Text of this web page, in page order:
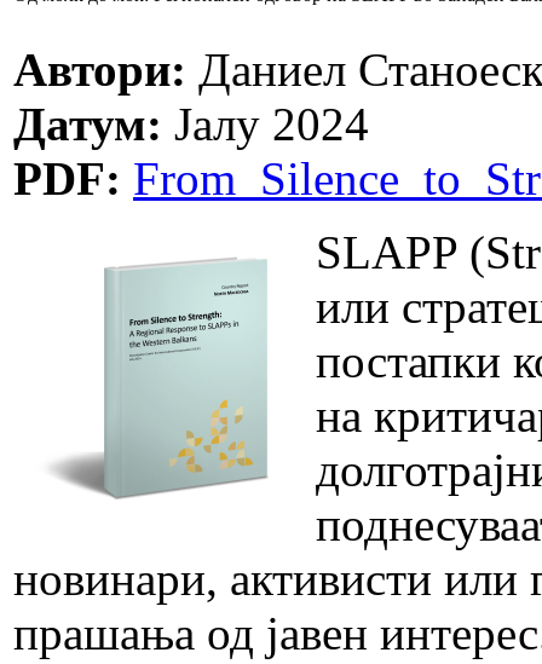
Автори: Даниел
Датум: Јалу 2024
PDF:
SLAPP
или
постапки
на
новинари, активисти или
прашања од јавен